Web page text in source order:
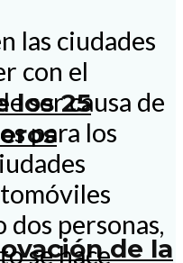
los 25
de la
las ciudades
con el
ser causa de
para los
personas,
se hace